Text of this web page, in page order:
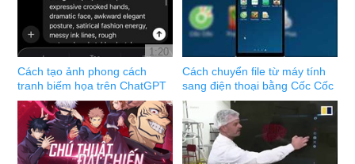
1:20
Cách tạo ảnh phong cách
tranh biếm họa trên ChatGPT
Cách chuyển file từ máy tính
sang điện thoại bằng Cốc Cốc